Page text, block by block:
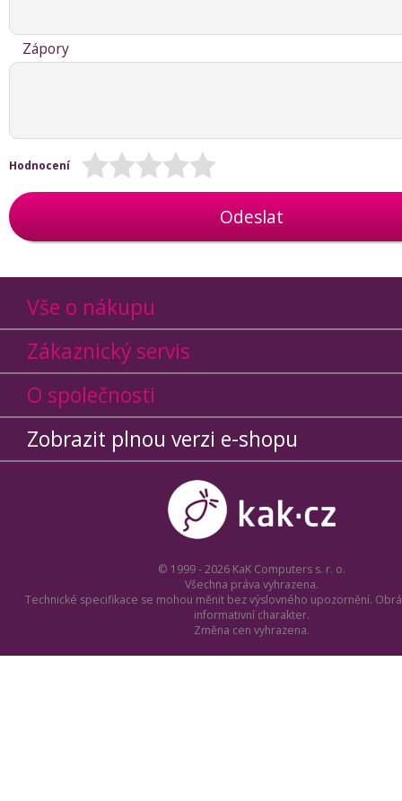
Zápory
Hodnocení
Odeslat
Vše o nákupu
Zákaznický servis
O společnosti
Zobrazit plnou verzi e-shopu
© 1999 - 2026 KaK Computers s. r. o.
Všechna práva vyhrazena.
Technické specifikace se mohou měnit bez výslovného upozornění.
informativní charakter.
Změna cen vyhrazena.